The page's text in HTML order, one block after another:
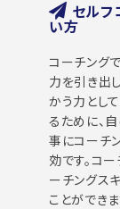
セルフ
い方
コーチング
力を引き出
かう力とし
るために、
事にコーチ
効です。コ
ーチングス
ことができま